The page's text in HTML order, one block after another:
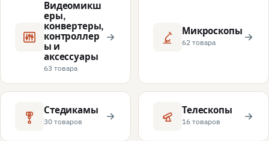
Видеомикш
еры,
конвертеры,
контроллер
ы и
аксессуары
63 товара
Микроскопы
62 товара
Стедикамы
30 товаров
Телескопы
16 товаров